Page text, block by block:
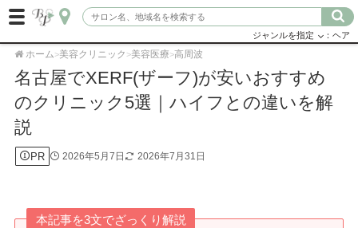
ジャンルを指定 ：ヘア
ホーム>美容クリニック >美容医療>高周波
名古屋でXERF(ザーフ)が安いおすすめ
のクリニック5選｜ハイフとの違いを解
説
PR 2026年5月7日 2026年7月31日
本記事を3文でざっくり解説